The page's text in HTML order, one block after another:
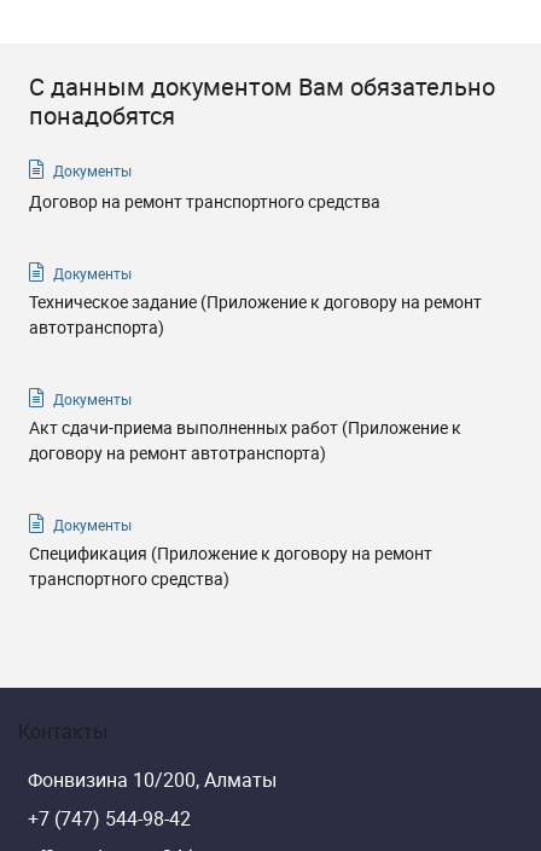
С данным документом Вам обязательно
понадобятся
Документы
Договор на ремонт транспортного средства
Документы
Техническое задание (Приложение к договору на ремонт
автотранспорта)
Документы
Акт сдачи-приема выполненных работ (Приложение к
договору на ремонт автотранспорта)
Документы
Спецификация (Приложение к договору на ремонт
транспортного средства)
Контакты
Фонвизина 10/200, Алматы
+7 (747) 544-98-42